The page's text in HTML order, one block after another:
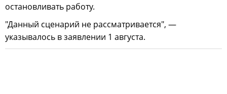
остановливать работу.
"Данный сценарий не рассматривается", —
указывалось в заявлении 1 августа.